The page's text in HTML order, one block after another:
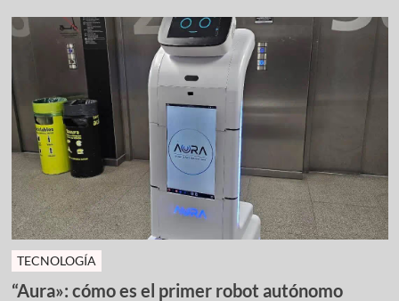
TECNOLOGÍA
“Aura»: cómo es el primer robot autónomo